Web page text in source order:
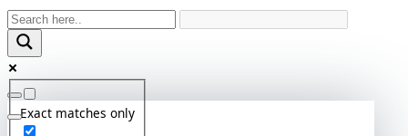
Skip
to
content
Exact matches only